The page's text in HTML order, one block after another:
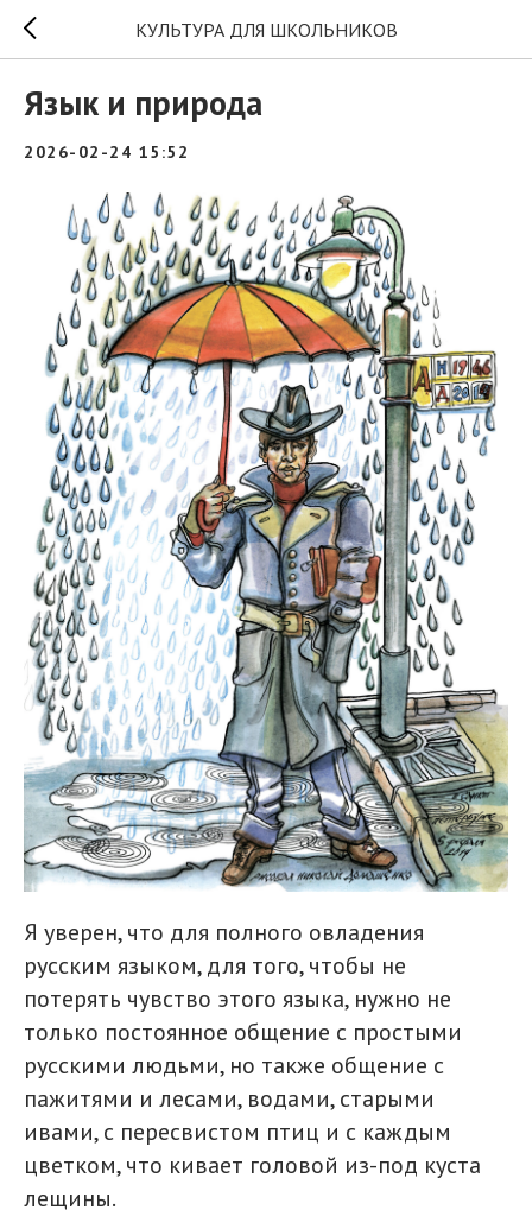
КУЛЬТУРА ДЛЯ ШКОЛЬНИКОВ
Язык и природа
2026-02-24 15:52
Я уверен, что для полного овладения
русским языком, для того, чтобы не
потерять чувство этого языка, нужно не
только постоянное общение с простыми
русскими людьми, но также общение с
пажитями и лесами, водами, старыми
ивами, с пересвистом птиц и с каждым
цветком, что кивает головой из-под куста
лещины.